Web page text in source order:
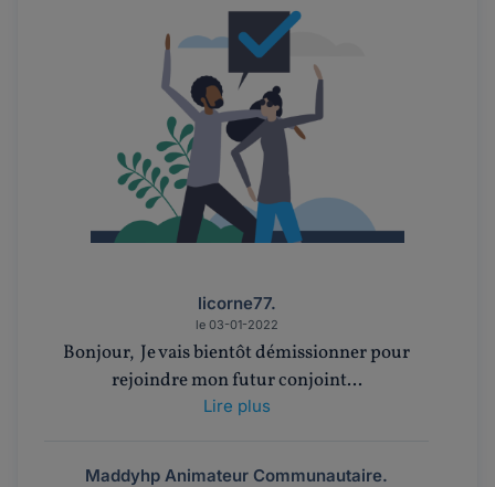
licorne77.
le 03-01-2022
Bonjour, Je vais bientôt démissionner pour
rejoindre mon futur conjoint...
Lire plus
Maddyhp Animateur Communautaire.